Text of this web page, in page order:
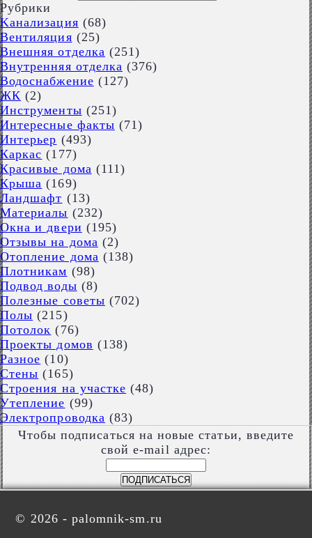
Рубрики
Kaнализация (68)
Вентиляция (25)
Внешняя отделка (251)
Внутренняя отделка (376)
Водоснабжение (127)
ЖК (2)
Инструменты (251)
Интересные факты (71)
Интерьер (493)
Каркас (177)
Красивые дома (111)
Крыша (169)
Ландшафт (13)
Материалы (232)
Окна и двери (195)
Отзывы на дома (2)
Отопление дома (138)
Плотникам (98)
Подвод воды (8)
Полезные советы (702)
Полы (215)
Потолок (76)
Проекты домов (138)
Разное (10)
Стены (165)
Строения на участке (48)
Утепление (99)
Электропроводка (83)
Чтобы подписаться на новые статьи, введите
свой e-mail адрес:
© 2026 - palomnik-sm.ru